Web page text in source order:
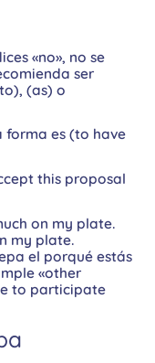
«no», no se
ser
(as) o
forma es (to have
this proposal
on my plate.
my plate.
el porqué estás
«other
to participate